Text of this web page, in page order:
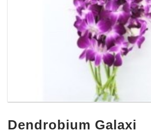
Dendrobium Galaxi